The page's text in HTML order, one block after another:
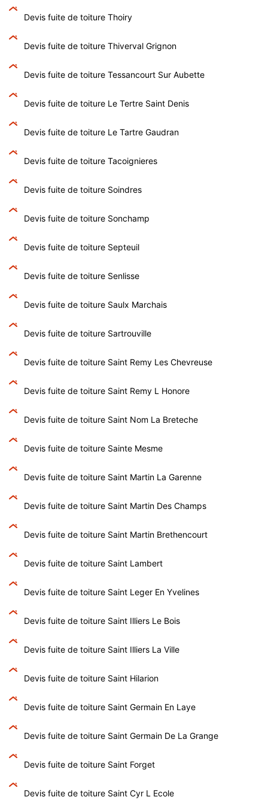
Devis fuite de toiture Thoiry
Devis fuite de toiture Thiverval Grignon
Devis fuite de toiture Tessancourt Sur Aubette
Devis fuite de toiture Le Tertre Saint Denis
Devis fuite de toiture Le Tartre Gaudran
Devis fuite de toiture Tacoignieres
Devis fuite de toiture Soindres
Devis fuite de toiture Sonchamp
Devis fuite de toiture Septeuil
Devis fuite de toiture Senlisse
Devis fuite de toiture Saulx Marchais
Devis fuite de toiture Sartrouville
Devis fuite de toiture Saint Remy Les Chevreuse
Devis fuite de toiture Saint Remy L Honore
Devis fuite de toiture Saint Nom La Breteche
Devis fuite de toiture Sainte Mesme
Devis fuite de toiture Saint Martin La Garenne
Devis fuite de toiture Saint Martin Des Champs
Devis fuite de toiture Saint Martin Brethencourt
Devis fuite de toiture Saint Lambert
Devis fuite de toiture Saint Leger En Yvelines
Devis fuite de toiture Saint Illiers Le Bois
Devis fuite de toiture Saint Illiers La Ville
Devis fuite de toiture Saint Hilarion
Devis fuite de toiture Saint Germain En Laye
Devis fuite de toiture Saint Germain De La Grange
Devis fuite de toiture Saint Forget
Devis fuite de toiture Saint Cyr L Ecole